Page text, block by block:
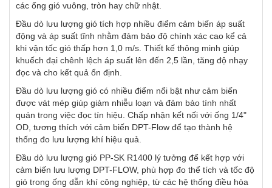
các ống gió vuông, tròn hay chữ nhật.
Đầu dò lưu lượng gió tích hợp nhiều điểm cảm biến áp suất
động và áp suất tĩnh nhằm đảm bảo độ chính xác cao kể cả
khi vận tốc gió thấp hơn 1,0 m/s. Thiết kế thông minh giúp
khuếch đại chênh lệch áp suất lên đến 2,5 lần, tăng độ nhạy
đọc và cho kết quả ổn định.
Đầu dò lưu lượng gió có nhiều điểm nổi bật như cảm biến
được vát mép giúp giảm nhiễu loạn và đảm bảo tính nhất
quán trong việc đọc tín hiệu. Chấp nhận kết nối với ống 1/4"
OD, tương thích với cảm biến DPT-Flow để tạo thành hệ
thống đo lưu lượng khí hiệu quả.
Đầu dò lưu lượng gió PP-SK R1400 lý tưởng để kết hợp với
cảm biến lưu lượng DPT-FLOW, phù hợp đo thể tích và tốc độ
gió trong ống dẫn khí công nghiệp, từ các hệ thống điều hòa